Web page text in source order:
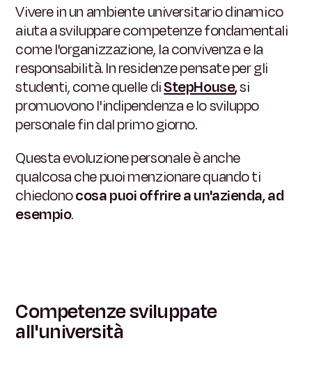
Vivere in un ambiente universitario dinamico
aiuta a sviluppare competenze fondamentali
come l'organizzazione, la convivenza e la
responsabilità. In residenze pensate per gli
studenti, come quelle diStepHouse,si
promuovono l'indipendenza e lo sviluppo
personale fin dal primo giorno.
Questa evoluzione personale è anche
qualcosa che puoi menzionare quando ti
chiedonocosa puoi offrire a un'azienda, ad
esempio.
Competenze sviluppate
all'università